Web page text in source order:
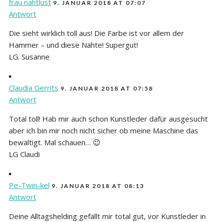
9. JANUAR 2018 AT 07:07
Antwort
Die sieht wirklich toll aus! Die Farbe ist vor allem der
Hammer – und diese Nähte! Supergut!
LG. Susanne
Claudia Gerrits 9. JANUAR 2018 AT 07:58
Antwort
Total toll! Hab mir auch schon Kunstleder dafür ausgesucht
aber ich bin mir noch nicht sicher ob meine Maschine das
bewältigt. Mal schauen… 😉
LG Claudi
Pe-Twin-kel 9. JANUAR 2018 AT 08:13
Antwort
Deine Alltagshelding gefällt mir total gut, vor Kunstleder in